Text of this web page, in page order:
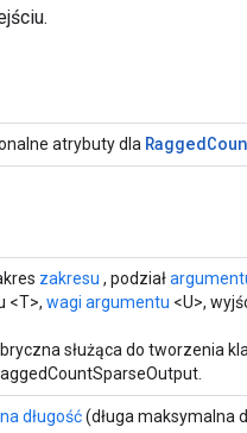
atrybuty dla Ragged
zakresu , podział
<T>, wagi argumentu <U>,
służąca do tworzenia
długość(długa maksymalna